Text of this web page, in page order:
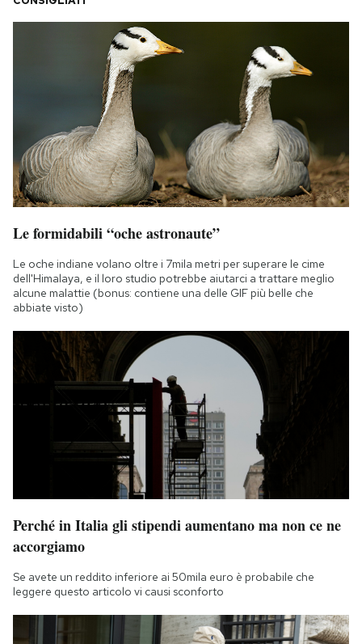
Le formidabili “oche astronaute”
Le oche indiane volano oltre i 7mila metri per superare le cime
dell'Himalaya, e il loro studio potrebbe aiutarci a trattare meglio
alcune malattie (bonus: contiene una delle GIF più belle che
abbiate visto)
Perché in Italia gli stipendi aumentano ma non ce ne
accorgiamo
Se avete un reddito inferiore ai 50mila euro è probabile che
leggere questo articolo vi causi sconforto